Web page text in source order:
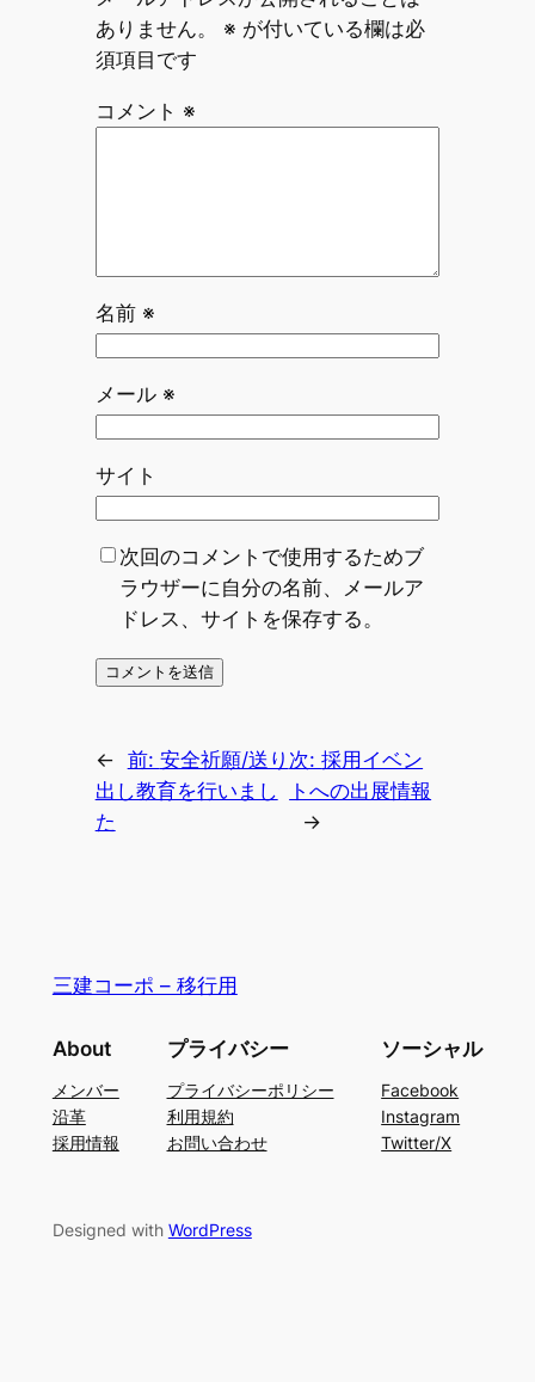
ありません。
※ が付いている欄は必
須項目です
コメント ※
名前 ※
メール ※
サイト
次回のコメントで使用するためブ
ラウザーに自分の名前、メールア
ドレス、サイトを保存する。
← 前: 安全祈願/送り
出し教育を行いまし
た
次:採用イベン
トへの出展情報
→
三建コーポ – 移行用
About
メンバー
沿革
採用情報
プライバシー
プライバシーポリシー
利用規約
お問い合わせ
ソーシャル
Facebook
Instagram
Twitter/X
Designed with WordPress